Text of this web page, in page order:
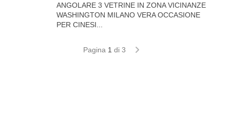
ANGOLARE 3 VETRINE IN ZONA VICINANZE
WASHINGTON MILANO VERA OCCASIONE
PER CINESI...
Pagina 1 di 3